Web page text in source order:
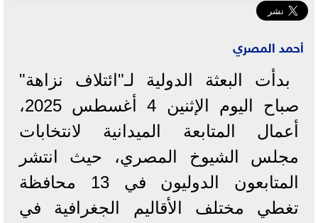
أحمد المصري
بدأت البعثة الدولية لـ"ائتلاف نزاهة"
صباح اليوم الإثنين 4 أغسطس 2025،
أعمال المتابعة الميدانية لانتخابات
مجلس الشيوخ المصري، حيث انتشر
المتابعون الدوليون في 13 محافظة
تغطي مختلف الأقاليم الجغرافية في